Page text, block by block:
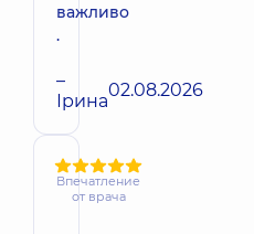
важливо
.
–
Ірина02.08.2026
Впечатление
от врача